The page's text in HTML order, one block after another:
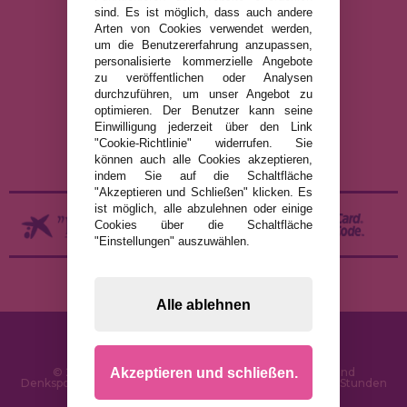
RECHTLICHE HINWEISE
DATENSCHUTZRICHTLINIE
COOKIE-RICHTLINIE
VERSAND UND RÜCKGABE
RÜCKGABE / WIDERRUF
© 2026 PuzzleLaden.de - Online-Shop für Puzzles und
Denksportaufgaben im Internet. Schnelle Lieferung in 24 Stunden
sind. Es ist möglich, dass auch andere
Arten von Cookies verwendet werden,
um die Benutzererfahrung anzupassen,
personalisierte kommerzielle Angebote
zu veröffentlichen oder Analysen
durchzuführen, um unser Angebot zu
optimieren. Der Benutzer kann seine
Einwilligung jederzeit über den Link
"Cookie-Richtlinie" widerrufen. Sie
können auch alle Cookies akzeptieren,
indem Sie auf die Schaltfläche
"Akzeptieren und Schließen" klicken. Es
ist möglich, alle abzulehnen oder einige
Cookies über die Schaltfläche
"Einstellungen" auszuwählen.
Alle ablehnen
Akzeptieren und schließen.